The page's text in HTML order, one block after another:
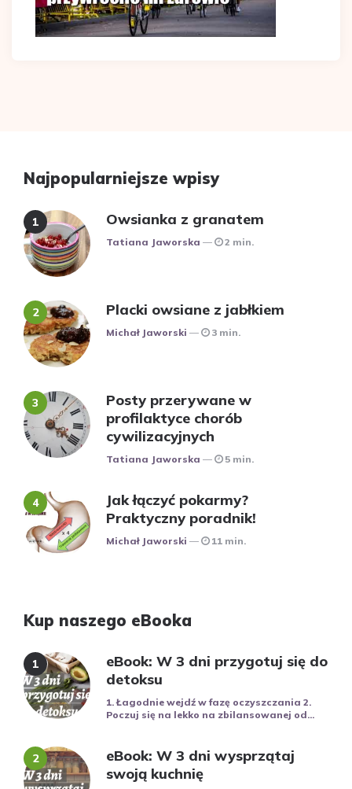
Najpopularniejsze wpisy
Owsianka z granatem
Posted
Tatiana Jaworska 2 min.
Placki owsiane z jabłkiem
Posted
Michał Jaworski 3 min.
Posty przerywane w
profilaktyce chorób
cywilizacyjnych
Posted
Tatiana Jaworska 5 min.
Jak łączyć pokarmy?
Praktyczny poradnik!
Posted
Michał Jaworski 11 min.
Kup naszego eBooka
eBook: W 3 dni przygotuj się do
detoksu
1. Łagodnie wejdź w fazę oczyszczania 2.
Poczuj się na lekko na zbilansowanej od...
eBook: W 3 dni wysprzątaj
swoją kuchnię